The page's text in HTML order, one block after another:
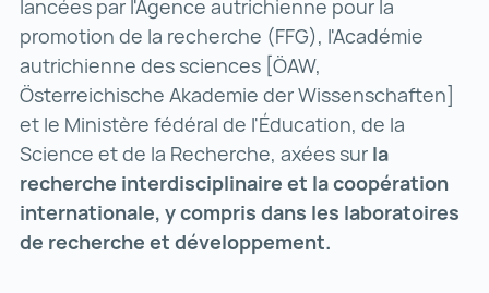
lancées par l'Agence autrichienne pour la
promotion de la recherche (FFG), l'Académie
autrichienne des sciences [ÖAW,
Österreichische Akademie der Wissenschaften]
et le Ministère fédéral de l'Éducation, de la
Science et de la Recherche, axées sur la
recherche interdisciplinaire et la coopération
internationale, y compris dans les laboratoires
de recherche et développement.